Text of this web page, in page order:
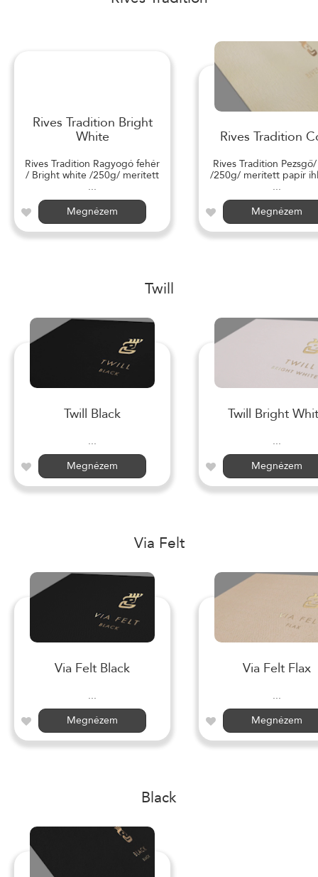
Rives Tradition Bright
White
Rives Tradition Ragyogó fehér
/ Bright white /250g/ merített
...
Megnézem
Rives Tradition
Rives Tradition
/250g/ merített papír
...
Megnézem
Twill
Twill Black
...
Megnézem
Twill Bright
...
Megnézem
Via Felt
Via Felt Black
...
Megnézem
Via Felt Flax
...
Megnézem
Black